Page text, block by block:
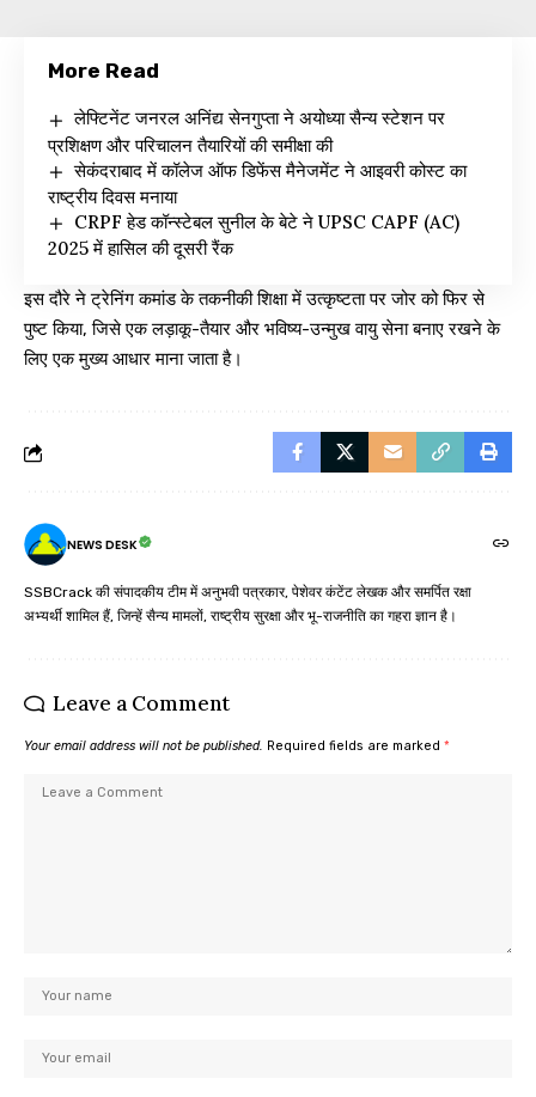
More Read
लेफ्टिनेंट जनरल अनिंद्य सेनगुप्ता ने अयोध्या सैन्य स्टेशन पर
प्रशिक्षण और परिचालन तैयारियों की समीक्षा की
सेकंदराबाद में कॉलेज ऑफ डिफेंस मैनेजमेंट ने आइवरी कोस्ट का
राष्ट्रीय दिवस मनाया
CRPF हेड कॉन्स्टेबल सुनील के बेटे ने UPSC CAPF (AC)
2025 में हासिल की दूसरी रैंक
इस दौरे ने ट्रेनिंग कमांड के तकनीकी शिक्षा में उत्कृष्टता पर जोर को फिर से
पुष्ट किया, जिसे एक लड़ाकू-तैयार और भविष्य-उन्मुख वायु सेना बनाए रखने के
लिए एक मुख्य आधार माना जाता है।
NEWS DESK
SSBCrack की संपादकीय टीम में अनुभवी पत्रकार, पेशेवर कंटेंट लेखक और समर्पित रक्षा
अभ्यर्थी शामिल हैं, जिन्हें सैन्य मामलों, राष्ट्रीय सुरक्षा और भू-राजनीति का गहरा ज्ञान है।
Leave a Comment
Your email address will not be published. Required fields are marked *